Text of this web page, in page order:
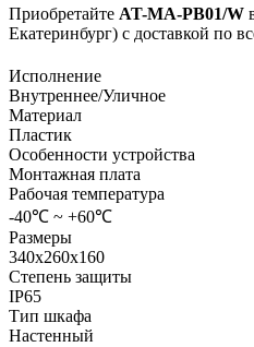
Приобретайте AT-MA-PB01/W
Екатеринбург) с доставкой по
Исполнение
Внутреннее/Уличное
Материал
Пластик
Особенности устройства
Монтажная плата
Рабочая температура
-40℃ ~ +60℃
Размеры
340х260х160
Степень защиты
IP65
Тип шкафа
Настенный